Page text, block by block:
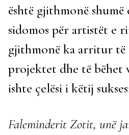
është gjithmonë shumë
sidomos për artistët e
gjithmonë ka arritur të
projektet dhe të
ishte çelësi i këtij
Faleminderit Zotit, unë